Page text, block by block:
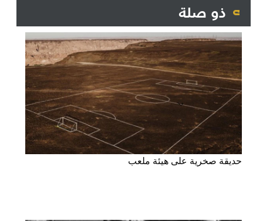
ذو صلة
حديقة صخرية على هيئة ملعب